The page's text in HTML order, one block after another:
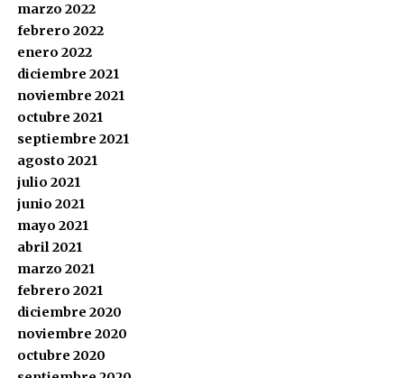
marzo 2022
febrero 2022
enero 2022
diciembre 2021
noviembre 2021
octubre 2021
septiembre 2021
agosto 2021
julio 2021
junio 2021
mayo 2021
abril 2021
marzo 2021
febrero 2021
diciembre 2020
noviembre 2020
octubre 2020